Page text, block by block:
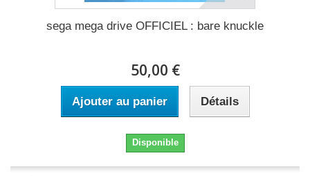
sega mega drive OFFICIEL : bare knuckle
50,00 €
Ajouter au panier Détails
Disponible